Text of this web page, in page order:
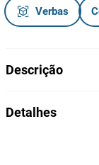
Verbas
Descrição
matrícula 64-70-SH
Detalhes